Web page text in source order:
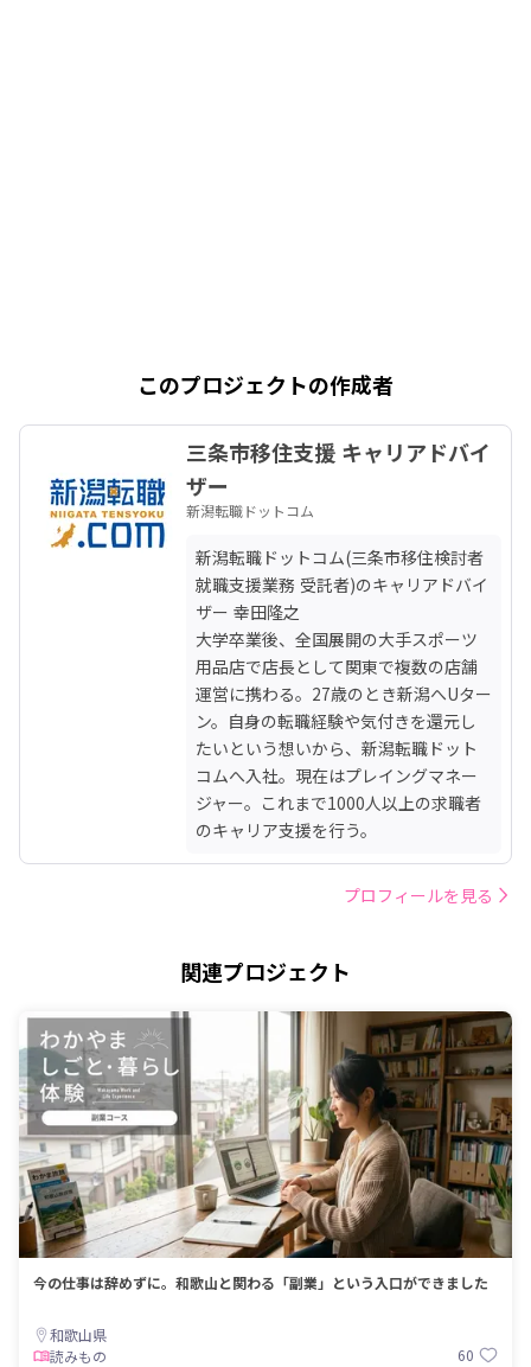
このプロジェクトの作成者
三条市移住支援 キャリアドバイ
ザー
新潟転職ドットコム
新潟転職ドットコム(三条市移住検討者
就職支援業務 受託者)のキャリアドバイ
ザー 幸田隆之
大学卒業後、全国展開の大手スポーツ
用品店で店長として関東で複数の店舗
運営に携わる。27歳のとき新潟へUター
ン。自身の転職経験や気付きを還元し
たいという想いから、新潟転職ドット
コムへ入社。現在はプレイングマネー
ジャー。これまで1000人以上の求職者
のキャリア支援を行う。
プロフィールを見る
関連プロジェクト
今の仕事は辞めずに。和歌山と関わる「副業」という入口ができました
和歌山県
読みもの
60